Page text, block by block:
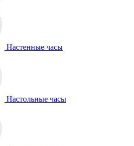
Настенные часы
Настольные часы